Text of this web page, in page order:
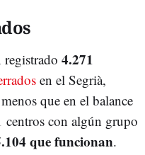
4.271
en el Segrià,
que en el balance
centros con algún grupo
que funcionan.